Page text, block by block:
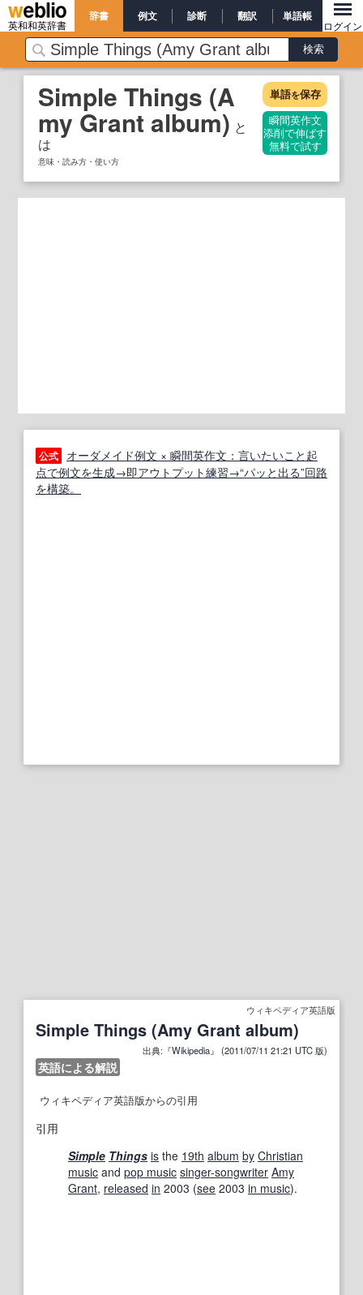
英和和英辞書
辞書 例文 診断 翻訳 単語帳
ログイン
Simple Things (A
my Grant album) と
は
意味・読み方・使い方
単語を保存
瞬間英作文
添削で伸ばす
無料で試す
公式
オーダメイド例文 × 瞬間英作文：言いたいこと起
点で例文を生成→即アウトプット練習→“パッと出る”回路
を構築。
ウィキペディア英語版
Simple Things (Amy Grant album)
出典:『Wikipedia』 (2011/07/11 21:21 UTC 版)
英語による解説
ウィキペディア英語版からの引用
引用
Simple Things is the 19th album by Christian
music and pop music singer-songwriter Amy
Grant, released in 2003 (see 2003 in music).